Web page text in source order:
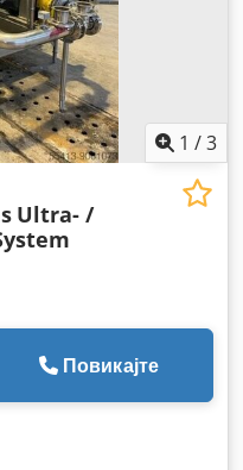
1 /3
Ultra- /
Повикајте